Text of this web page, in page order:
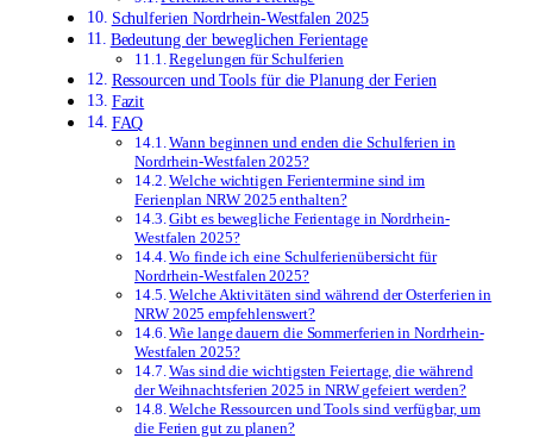
Schulferien Nordrhein-Westfalen 2025
Bedeutung der beweglichen Ferientage
Regelungen für Schulferien
Ressourcen und Tools für die Planung der Ferien
Fazit
FAQ
Wann beginnen und enden die Schulferien in
Nordrhein-Westfalen 2025?
Welche wichtigen Ferientermine sind im
Ferienplan NRW 2025 enthalten?
Gibt es bewegliche Ferientage in Nordrhein-
Westfalen 2025?
Wo finde ich eine Schulferienübersicht für
Nordrhein-Westfalen 2025?
Welche Aktivitäten sind während der Osterferien in
NRW 2025 empfehlenswert?
Wie lange dauern die Sommerferien in Nordrhein-
Westfalen 2025?
Was sind die wichtigsten Feiertage, die während
der Weihnachtsferien 2025 in NRW gefeiert werden?
Welche Ressourcen und Tools sind verfügbar, um
die Ferien gut zu planen?